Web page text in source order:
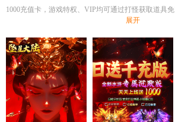
1000充值卡，游戏特权、VIP均可通过打怪获取道具
打造，请上服耐心体验，保证您不虚此行！
展开